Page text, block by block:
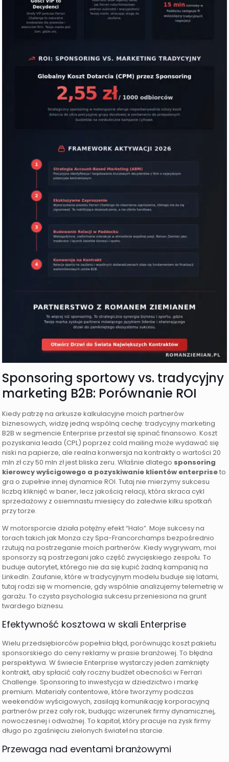
Sponsoring sportowy vs. tradycyjny
marketing B2B: Porównanie ROI
Kiedy patrzę na arkusze kalkulacyjne moich partnerów
biznesowych, widzę jedną wspólną cechę: tradycyjny marketing
B2B w segmencie Enterprise przestał się spinać finansowo. Koszt
pozyskania leada (CPL) poprzez cold mailing może wydawać się
niski na papierze, ale realna konwersja na kontrakty o wartości 20
mln zł czy 50 mln zł jest bliska zeru. Właśnie dlatego sponsoring
kierowcy wyścigowego a pozyskiwanie klientów enterpriseto
gra o zupełnie innej dynamice ROI. Tutaj nie mierzymy sukcesu
liczbą kliknięć w baner, lecz jakością relacji, która skraca cykl
sprzedażowy z osiemnastu miesięcy do zaledwie kilku spotkań
przy torze.
W motorsporcie działa potężny efekt “Halo”. Moje sukcesy na
torach takich jak Monza czy Spa-Francorchamps bezpośrednio
rzutują na postrzeganie moich partnerów. Kiedy wygrywam, moi
sponsorzy są postrzegani jako część zwycięskiego zespołu. To
buduje autorytet, którego nie da się kupić żadną kampanią na
LinkedIn. Zaufanie, które w tradycyjnym modelu buduje się latami,
tutaj rodzi się w momencie, gdy wspólnie analizujemy telemetrię w
garażu. To czysta psychologia sukcesu przeniesiona na grunt
twardego biznesu.
Efektywność kosztowa w skali Enterprise
Wielu przedsiębiorców popełnia błąd, porównując koszt pakietu
sponsorskiego do ceny reklamy w prasie branżowej. To błędna
perspektywa. W świecie Enterprise wystarczy jeden zamknięty
kontrakt, aby spłacić cały roczny budżet obecności w Ferrari
Challenge. Sponsoring to inwestycja w dziedzictwo i markę
premium. Materiały contentowe, które tworzymy podczas
weekendów wyścigowych, zasilają komunikację korporacyjną
partnerów przez cały rok, budując wizerunek firmy dynamicznej,
nowoczesnej i odważnej. To kapitał, który pracuje na zysk firmy
długo po zgaśnięciu zielonych świateł na starcie.
Przewaga nad eventami branżowymi